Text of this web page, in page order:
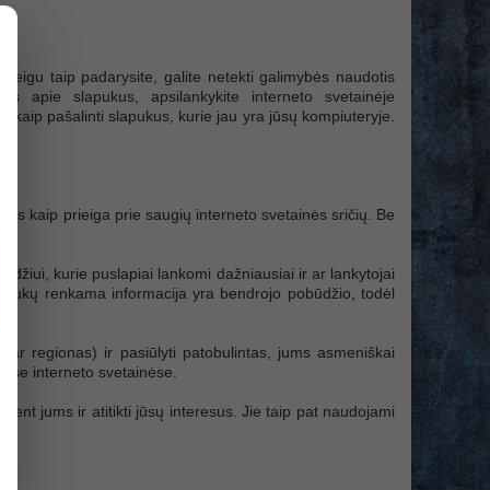
taip padarysite, galite netekti galimybės naudotis
apie slapukus, apsilankykite interneto svetainėje
pašalinti slapukus, kurie jau yra jūsų kompiuteryje.
kaip prieiga prie saugių interneto svetainės sričių. Be
kurie puslapiai lankomi dažniausiai ir ar lankytojai
renkama informacija yra bendrojo pobūdžio, todėl
regionas) ir pasiūlyti patobulintas, jums asmeniškai
interneto svetainėse.
jums ir atitikti jūsų interesus. Jie taip pat naudojami